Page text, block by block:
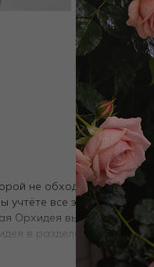
не обходится ни
учтёте все эти факторы,
Орхидея вы можете
в разделе "Sale